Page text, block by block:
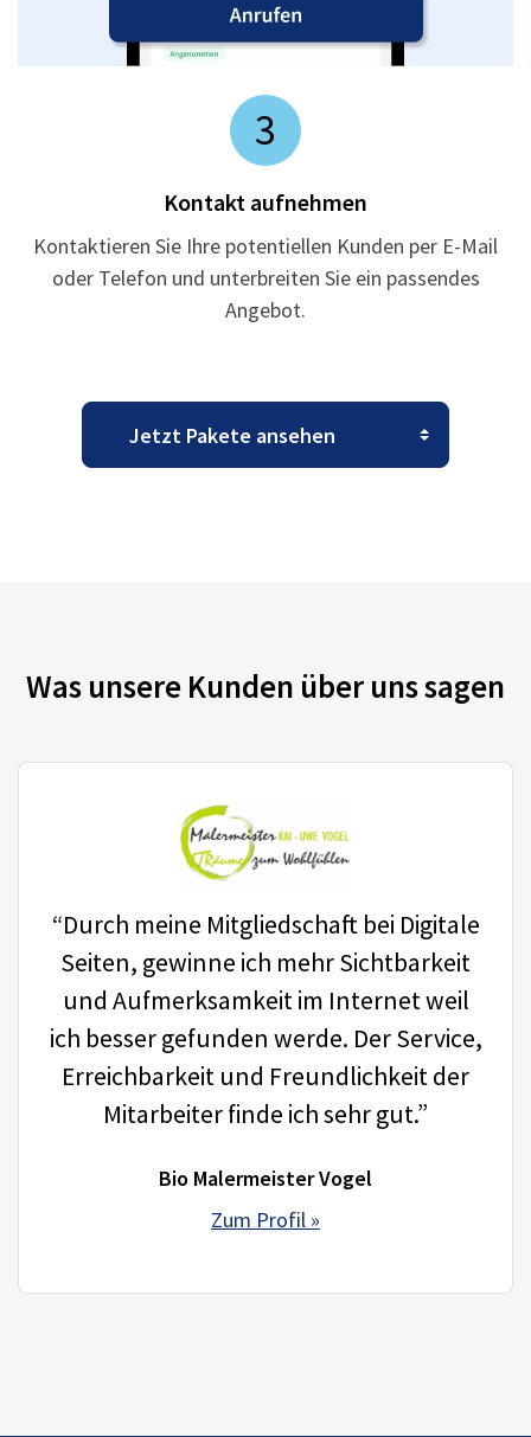
3
Kontakt aufnehmen
Kontaktieren Sie Ihre potentiellen Kunden per E-Mail
oder Telefon und unterbreiten Sie ein passendes
Angebot.
Was unsere Kunden über uns sagen
“Durch meine Mitgliedschaft bei Digitale
Seiten, gewinne ich mehr Sichtbarkeit
und Aufmerksamkeit im Internet weil
ich besser gefunden werde. Der Service,
Erreichbarkeit und Freundlichkeit der
Mitarbeiter finde ich sehr gut.”
Bio Malermeister Vogel
Zum Profil »